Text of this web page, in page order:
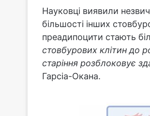
Науковці виявили
більшості інших
преадипоцити стають
стовбурових клітин до
старіння розблоковує
Гарсіа-Окана.